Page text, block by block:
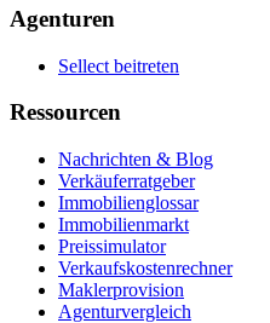
Agenturen
Sellect beitreten
Ressourcen
Nachrichten & Blog
Verkäuferratgeber
Immobilienglossar
Immobilienmarkt
Preissimulator
Verkaufskostenrechner
Maklerprovision
Agenturvergleich